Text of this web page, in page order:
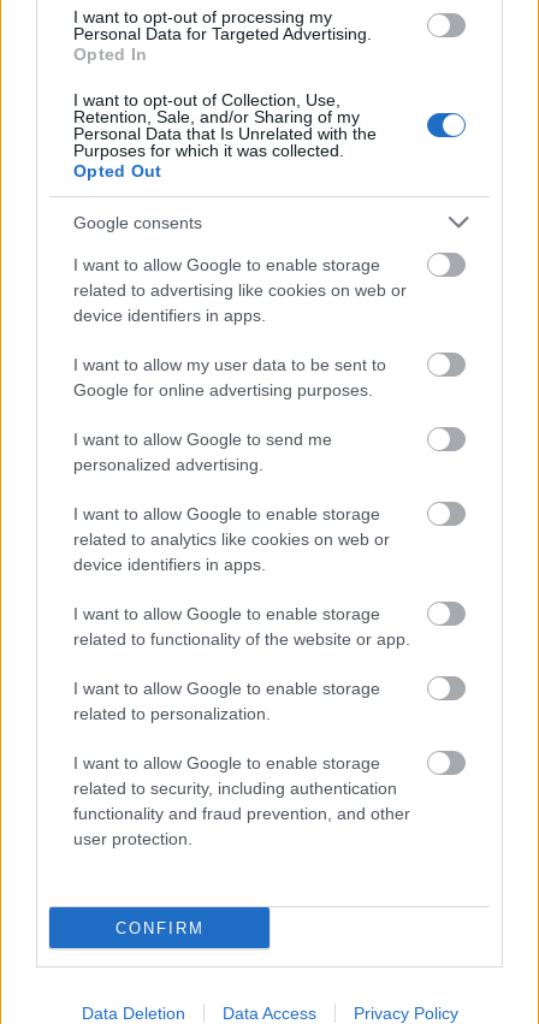
I want to opt-out of processing my
Personal Data for Targeted Advertising.
Opted In
I want to opt-out of Collection, Use,
Retention, Sale, and/or Sharing of my
Personal Data that Is Unrelated with the
Purposes for which it was collected.
Opted Out
Google consents
I want to allow Google to enable storage
related to advertising like cookies on web or
device identifiers in apps.
I want to allow my user data to be sent to
Google for online advertising purposes.
I want to allow Google to send me
personalized advertising.
I want to allow Google to enable storage
related to analytics like cookies on web or
device identifiers in apps.
I want to allow Google to enable storage
related to functionality of the website or app.
I want to allow Google to enable storage
related to personalization.
I want to allow Google to enable storage
related to security, including authentication
functionality and fraud prevention, and other
user protection.
CONFIRM
Data Deletion Data Access Privacy Policy
kánikula, nyaral, aki csak tud, ilyenkor kevesebb
figyelem jut a kertnek, pláne a konyhakertnek, hiszen
a többség úgy tudja, ebben az időszakban már nem
is nagyon lehet mit…
Hajtatás kreatívan!
Megyeri Szabolcs•2015. február 24.
A kertészkedésnek nem csak a kert lehet a terepe,
hanem a lakás is, de ezzel nem mondtam nagy
újdonságot. A tél utolsó heteiben sok
kinti szezon elindulását, de az időjárás ezt még egy
darabig nem teszi lehetővé. Ilyenkor…
Édes élet - sztíviával
Az édességeket, és persze magát az édes ízt
ismerősi körömben is csak egy olyan elvetemült
ember van, aki kifejezetten irtózik a csokoládéktól,
süteményektől, de még a kávéjába sem tesz cukrot.
Ez persze nem feltétlen jó…
Menta mindenkinek
Megyeri Szabolcs• 2014. május 13.
vethető be, haszonnövényként pedig könnyen, és
gyakorlatilag bárhol termeszthető, akár a
konyhaablakban is eléldegél. Természetesen a
kertbe is lehet ültetni, illatos és…